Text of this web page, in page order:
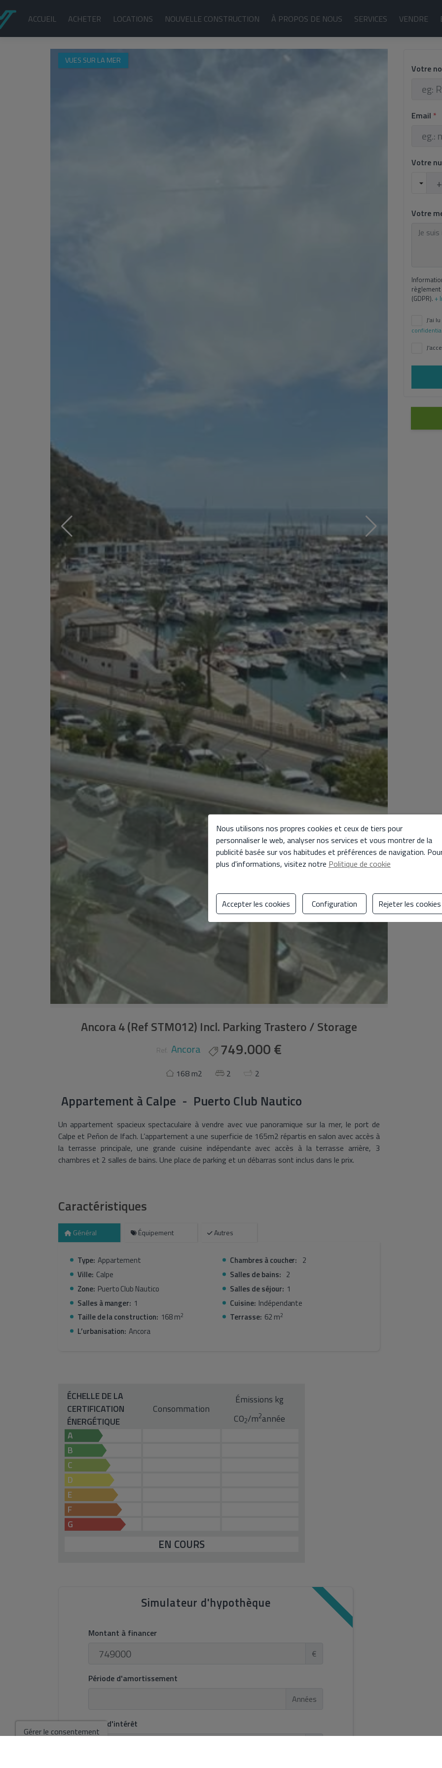
ACCUEIL ACHETER LOCATIONS NOUVELLE CONSTRUCTION À PROPOS DE NOUS SERVICES VENDRE
VUES SUR LA MER
Ancora 4 (Ref STM012) Incl. Parking Trastero / Storage
Ref. Ancora 749.000 €
168 m2 2 2
Appartement à Calpe - Puerto Club Nautico
Un appartement spacieux spectaculaire à vendre avec vue panoramique sur la mer, le port de
Calpe et Peñon de Ifach. L’appartement a une superficie de 165m2 répartis en salon avec accès à
la terrasse principale, une grande cuisine indépendante avec accès à la terrasse arrière, 3
chambres et 2 salles de bains. Une place de parking et un débarras sont inclus dans le prix.
Caractéristiques
Général Équipement Autres
Type: Appartement Chambres à coucher: 2
Ville: Calpe Salles de bains: 2
Zone: Puerto Club Nautico Salles de séjour: 1
Salles à manger: 1 Cuisine: Indépendante
Taille de la construction: 168 m2 Terrasse: 62 m2
L’urbanisation: Ancora
ÉCHELLE DE LA
CERTIFICATION
ÉNERGÉTIQUE
Consommation
Émissions kg
CO2/m2année
A
B
C
D
E
F
G
EN COURS
Simulateur d'hypothèque
Montant à financer
€
Période d'amortissement
Années
Taux d'intérêt
Votre
Email *
Votre
Votre
(GDPR). +
J'ai
Gérer le consentement
Nous utilisons nos propres cookies et ceux de tiers pour
personnaliser le web, analyser nos services et vous montrer de la
publicité basée sur vos habitudes et préférences de navigation.
plus d'informations, visitez notre Politique de cookie
Accepter les cookies Configuration Rejeter les cookies